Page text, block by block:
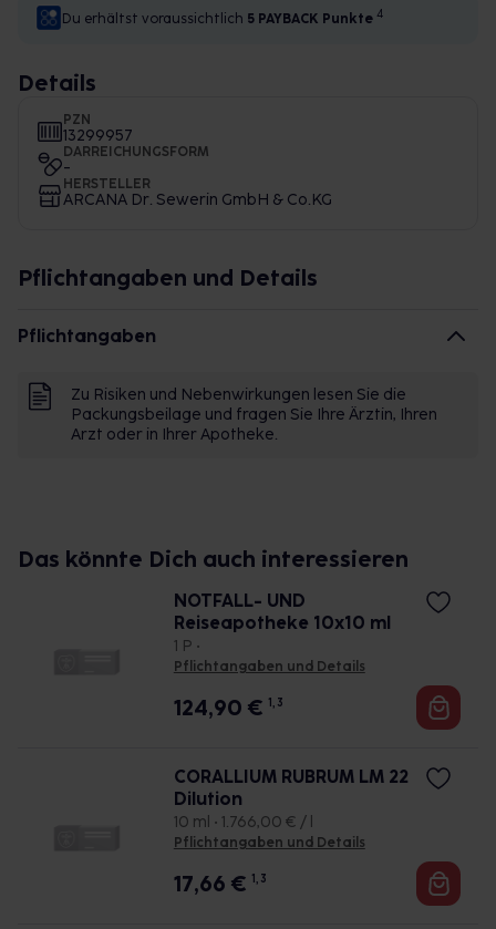
Du erhältst voraussichtlich 5 PAYBACK Punkte 4
Details
PZN
13299957
DARREICHUNGSFORM
-
HERSTELLER
ARCANA Dr. Sewerin GmbH & Co.KG
Pflichtangaben und Details
Pflichtangaben
Zu Risiken und Nebenwirkungen lesen Sie die
Packungsbeilage und fragen Sie Ihre Ärztin, Ihren
Arzt oder in Ihrer Apotheke.
Das könnte Dich auch interessieren
NOTFALL- UND
Reiseapotheke 10x10 ml
1 P •
Pflichtangaben und Details
124,90 € 1, 3
CORALLIUM RUBRUM LM 22
Dilution
10 ml • 1.766,00 € / l
Pflichtangaben und Details
17,66 € 1, 3